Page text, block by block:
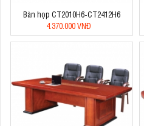
Bàn họp CT2010H6-CT2412H6
4.370.000 VNĐ